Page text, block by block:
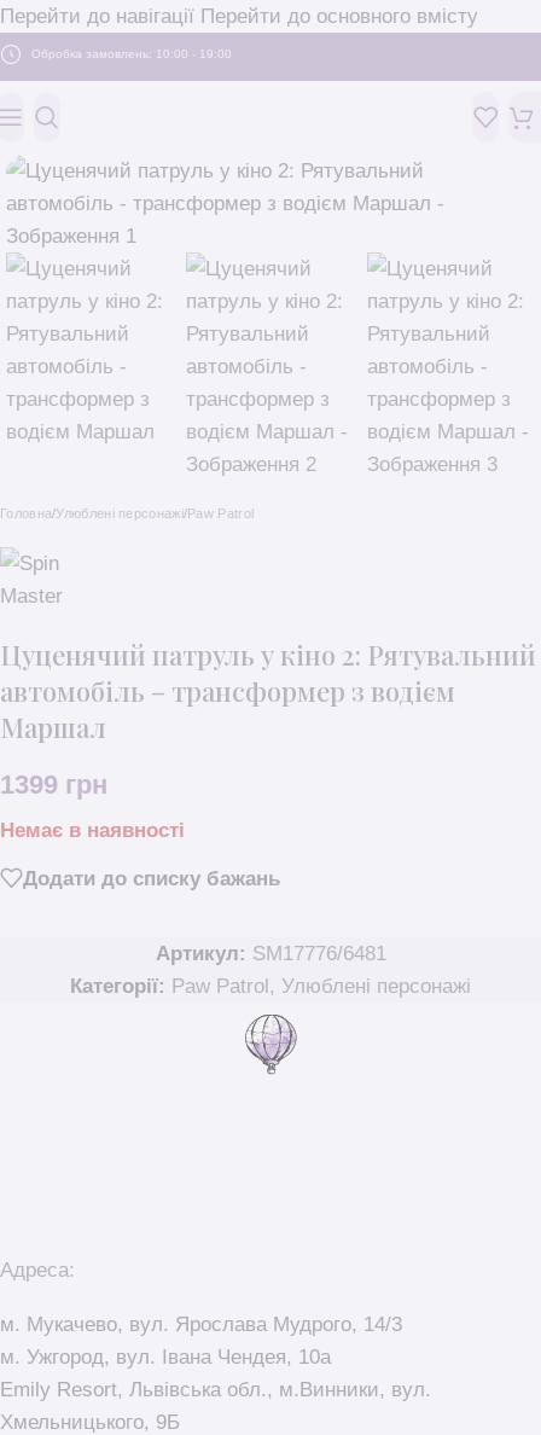
Перейти до навігації Перейти до основного вмісту
Обробка замовлень: 10:00 - 19:00
Головна/Улюблені персонажі/Paw Patrol
Цуценячий патруль у кіно 2: Рятувальний
автомобіль – трансформер з водієм
Маршал
1399 грн
Немає в наявності
Додати до списку бажань
Артикул: SM17776/6481
Категорії: Paw Patrol, Улюблені персонажі
Адреса:
м. Мукачево, вул. Ярослава Мудрого, 14/3
м. Ужгород, вул. Івана Чендея, 10а
Emily Resort, Львівська обл., м.Винники, вул.
Хмельницького, 9Б